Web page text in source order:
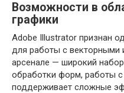
Возможности в
графики
Adobe Illustrator признан
для работы с векторными
арсенале — широкий
обработки форм, работы
поддерживает сложные